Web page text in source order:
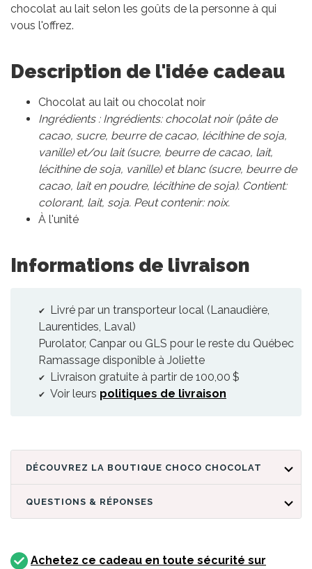
chocolat au lait selon les goûts de la personne à qui
vous l'offrez.
Description de l'idée cadeau
Chocolat au lait ou chocolat noir
Ingrédients : Ingrédients: chocolat noir (pâte de
cacao, sucre, beurre de cacao, lécithine de soja,
vanille) et/ou lait (sucre, beurre de cacao, lait,
lécithine de soja, vanille) et blanc (sucre, beurre de
cacao, lait en poudre, lécithine de soja). Contient:
colorant, lait, soja. Peut contenir: noix.
À l'unité
Informations de livraison
Livré par un transporteur local (Lanaudière,
Laurentides, Laval)
Purolator, Canpar ou GLS pour le reste du Québec
Ramassage disponible à Joliette
Livraison gratuite à partir de 100,00 $
Voir leurs politiques de livraison
DÉCOUVREZ LA BOUTIQUE CHOCO CHOCOLAT
QUESTIONS & RÉPONSES
Achetez ce cadeau en toute sécurité sur